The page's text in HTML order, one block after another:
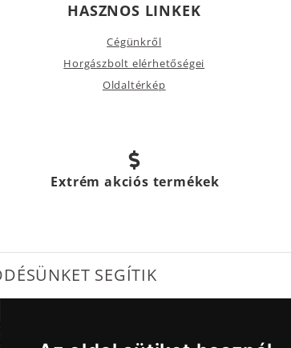
HASZNOS LINKEK
Cégünkről
Horgászbolt elérhetőségei
Oldaltérkép
Extrém akciós termékek
SEGÍTIK